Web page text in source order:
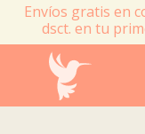
Envíos gratis en
dsct. en tu